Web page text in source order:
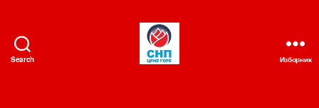
Search Изборник